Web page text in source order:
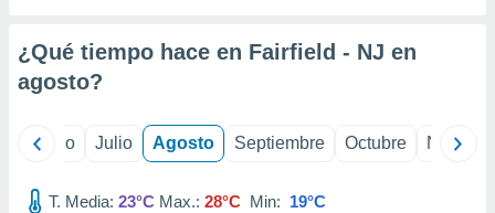
e
¿Qué tiempo hace en Fairfield - NJ en
agosto?
Junio Julio Agosto Septiembre Octubre
T. Media: 23°C Max.: 28°C Min: 19°C